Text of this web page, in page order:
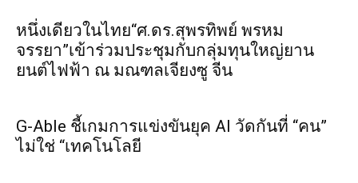
หนึ่งเดียวในไทย“ศ.ดร.สุพรทิพย์ พรหม
จรรยา”เข้าร่วมประชุมกับกลุ่มทุนใหญ่ยาน
ยนต์ไฟฟ้า ณ มณฑลเจียงซู จีน
G-Able ชี้เกมการแข่งขันยุค AI วัดกันที่ “คน”
ไม่ใช่ “เทคโนโลยี